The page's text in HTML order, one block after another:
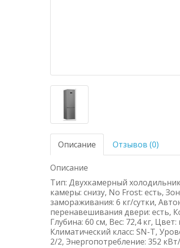
Описание Отзывов (0)
Описание
Тип: Двухкамерный
камеры: снизу, No Frost: есть,
замораживания: 6 кг/сутки,
перенавешивания двери: есть,
Глубина: 60 см, Вес: 72,4 кг,
Климатический класс: SN-T,
2/2, Энергопотребление: 352